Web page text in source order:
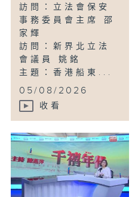
訪問：立法會保安
事務委員會主席 邵
家輝
訪問：新界北立法
會議員 姚銘
主題：香港船東...
05/08/2026
收看